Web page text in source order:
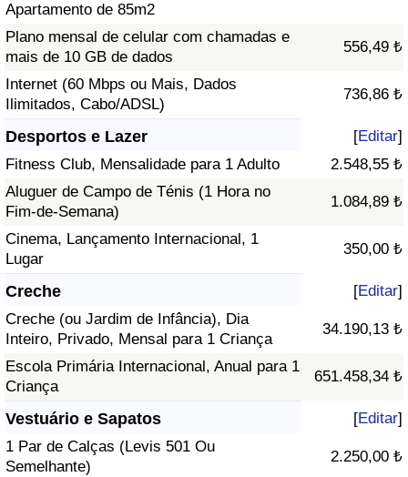
Apartamento de 85m2
Plano mensal de celular com chamadas e
mais de 10 GB de dados
556,49 ₺
Internet (60 Mbps ou Mais, Dados
Ilimitados, Cabo/ADSL)
736,86 ₺
Desportos e Lazer [Editar]
Fitness Club, Mensalidade para 1 Adulto
2.548,55 ₺
Aluguer de Campo de Ténis (1 Hora no
Fim-de-Semana)
1.084,89 ₺
Cinema, Lançamento Internacional, 1
Lugar
350,00 ₺
Creche [Editar]
Creche (ou Jardim de Infância), Dia
Inteiro, Privado, Mensal para 1 Criança
34.190,13 ₺
Escola Primária Internacional, Anual para 1
Criança
651.458,34 ₺
Vestuário e Sapatos [Editar]
1 Par de Calças (Levis 501 Ou
Semelhante)
2.250,00 ₺